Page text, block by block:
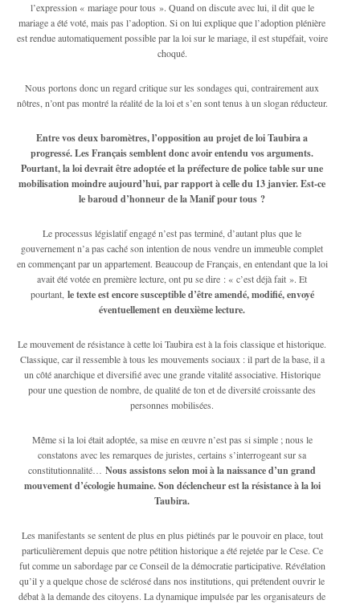
l’expression « mariage pour tous ». Quand on discute avec lui, il dit que le
mariage a été voté, mais pas l’adoption. Si on lui explique que l’adoption plénière
est rendue automatiquement possible par la loi sur le mariage, il est stupéfait, voire
choqué.
Nous portons donc un regard critique sur les sondages qui, contrairement aux
nôtres, n’ont pas montré la réalité de la loi et s’en sont tenus à un slogan réducteur.
Entre vos deux baromètres, l’opposition au projet de loi Taubira a
progressé. Les Français semblent donc avoir entendu vos arguments.
Pourtant, la loi devrait être adoptée et la préfecture de police table sur une
mobilisation moindre aujourd’hui, par rapport à celle du 13 janvier. Est-ce
le baroud d’honneur de la Manif pour tous ?
Le processus législatif engagé n’est pas terminé, d’autant plus que le
gouvernement n’a pas caché son intention de nous vendre un immeuble complet
en commençant par un appartement. Beaucoup de Français, en entendant que la loi
avait été votée en première lecture, ont pu se dire : « c’est déjà fait ». Et
pourtant, le texte est encore susceptible d’être amendé, modifié, envoyé
éventuellement en deuxième lecture.
Le mouvement de résistance à cette loi Taubira est à la fois classique et historique.
Classique, car il ressemble à tous les mouvements sociaux : il part de la base, il a
un côté anarchique et diversifié avec une grande vitalité associative. Historique
pour une question de nombre, de qualité de ton et de diversité croissante des
personnes mobilisées.
Même si la loi était adoptée, sa mise en œuvre n’est pas si simple ; nous le
constatons avec les remarques de juristes, certains s’interrogeant sur sa
constitutionnalité… Nous assistons selon moi à la naissance d’un grand
mouvement d’écologie humaine. Son déclencheur est la résistance à la loi
Taubira.
Les manifestants se sentent de plus en plus piétinés par le pouvoir en place, tout
particulièrement depuis que notre pétition historique a été rejetée par le Cese. Ce
fut comme un sabordage par ce Conseil de la démocratie participative. Révélation
qu’il y a quelque chose de sclérosé dans nos institutions, qui prétendent ouvrir le
débat à la demande des citoyens. La dynamique impulsée par les organisateurs de